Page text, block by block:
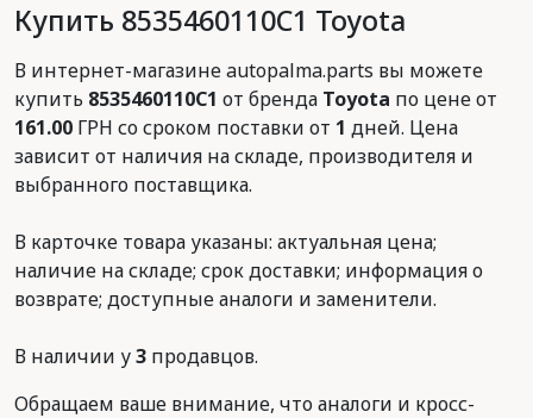
Купить 8535460110C1 Toyota
В интернет-магазине autopalma.parts вы можете
купить 8535460110C1 от бренда Toyota по цене от
161.00 ГРН со сроком поставки от 1 дней. Цена
зависит от наличия на складе, производителя и
выбранного поставщика.
В карточке товара указаны: актуальная цена;
наличие на складе; срок доставки; информация о
возврате; доступные аналоги и заменители.
В наличии у3 продавцов.
Обращаем ваше внимание, что аналоги и кросс-